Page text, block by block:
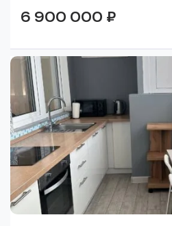
6 900 000 ₽